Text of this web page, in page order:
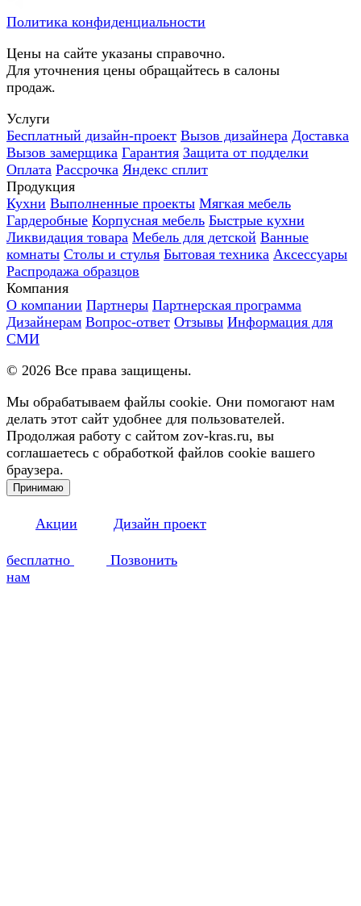
Политика конфиденциальности
Цены на сайте указаны справочно.
Для уточнения цены обращайтесь в салоны
продаж.
Услуги
Бесплатный дизайн-проект Вызов дизайнера Доставка
Вызов замерщика Гарантия Защита от подделки
Оплата Рассрочка Яндекс сплит
Продукция
Кухни Выполненные проекты Мягкая мебель
Гардеробные Корпусная мебель Быстрые кухни
Ликвидация товара Мебель для детской Ванные
комнаты Столы и стулья Бытовая техника Аксессуары
Распродажа образцов
Компания
О компании Партнеры Партнерская программа
Дизайнерам Вопрос-ответ Отзывы Информация для
СМИ
© 2026 Все права защищены.
Мы обрабатываем файлы cookie. Они помогают нам
делать этот сайт удобнее для пользователей.
Продолжая работу с сайтом zov-kras.ru, вы
соглашаетесь с обработкой файлов cookie вашего
браузера.
Принимаю
Акции Дизайн проект
бесплатно
Позвонить
нам